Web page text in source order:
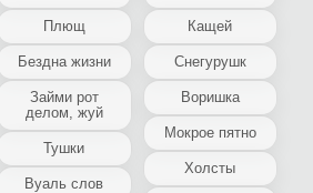
Плющ
Бездна жизни
Займи рот
делом, жуй
Тушки
Вуаль слов
Кащей
Снегурушк
Воришка
Мокрое пятно
Холсты